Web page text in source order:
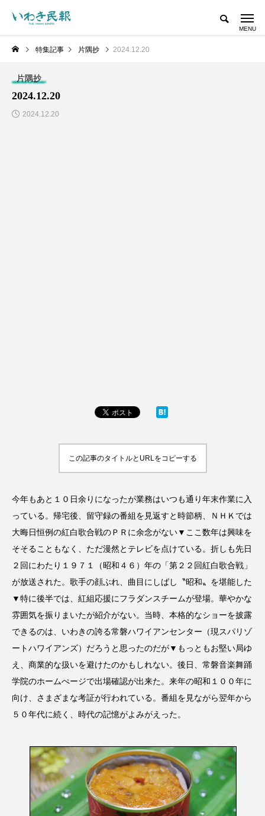
特集記事 片隅抄 2024.12.20
片隅抄
2024.12.20
2024.12.20
この記事のタイトルとURLをコピーする
今年もあと１０日余りになったが業務はいつも通り年末作業に入
っている。帰宅後、留守録の番組を見返すと時節柄、ＮＨＫでは
大晦日恒例の紅白歌合戦のＰＲに余念がない▼ここ数年は興味を
そそることもなく、ただ漫然とテレビを点けている。折しも先日
２回にわたり１９７１（昭和４６）年の「第２２回紅白歌合戦」
が放送された。歌手の顔ぶれ、曲目にしばし〝昭和〟を堪能した
▼特に後半では、紅組応援にフラダンスチームが登場。華やかな
雰囲気を振りまいたが紹介がない。当時、本格的なショーを披露
できるのは、いわきの誇る常磐ハワイアンセンター（現スパリゾ
ートハワイアンズ）だろうと思ったのだが▼もっともお堅い局ゆ
え、商業的な扱いを避けたのかもしれない。後日、常磐音楽舞踊
学院のホームぺージで出場確認が出来た。来年の昭和１００年に
向け、さまざまな考証が行われている。番組を見ながら翌年から
５０年代に続く、時代の記憶がよみがえった。